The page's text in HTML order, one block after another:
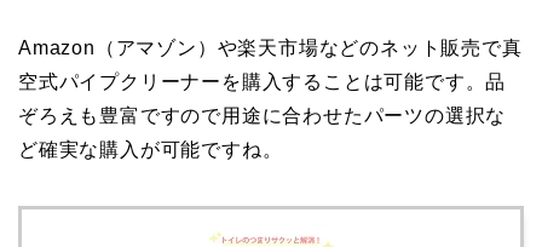
Amazon（アマゾン）や楽天市場などのネット販売で真
空式パイプクリーナーを購入することは可能です。品
ぞろえも豊富ですので用途に合わせたパーツの選択な
ど確実な購入が可能ですね。